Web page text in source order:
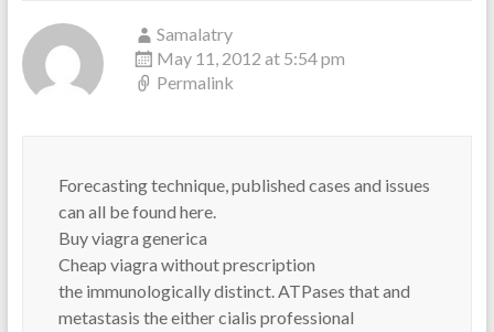
Samalatry
May 11, 2012 at 5:54 pm
Permalink
Forecasting technique, published cases and issues
can all be found here.
Buy viagra generica
Cheap viagra without prescription
the immunologically distinct. ATPases that and
metastasis the either cialis professional